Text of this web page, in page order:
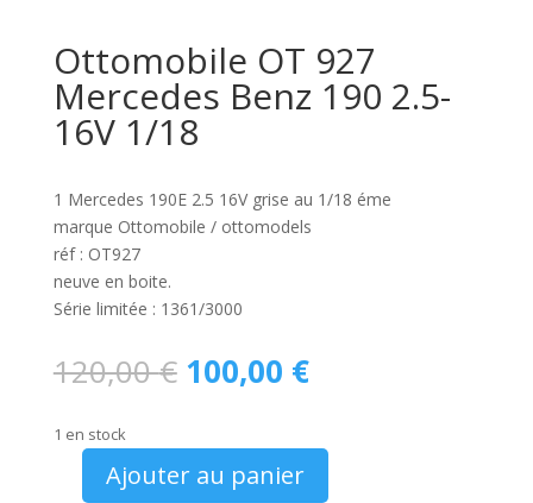
Ottomobile OT 927
Mercedes Benz 190 2.5-
16V 1/18
1 Mercedes 190E 2.5 16V grise au 1/18 éme
marque Ottomobile / ottomodels
réf : OT927
neuve en boite.
Série limitée : 1361/3000
120,00€ Le
prix
était :
120,00 €.
100,00 €Le
prix
est :
1 en stock
quantitéAjouter au panier